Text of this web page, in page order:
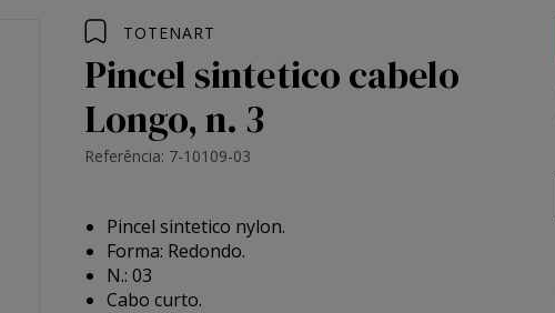
TOTENART
Pincel sintetico cabelo
Longo, n. 3
Referência: 7-10109-03
Pincel sintetico nylon.
Forma: Redondo.
N.: 03
Cabo curto.